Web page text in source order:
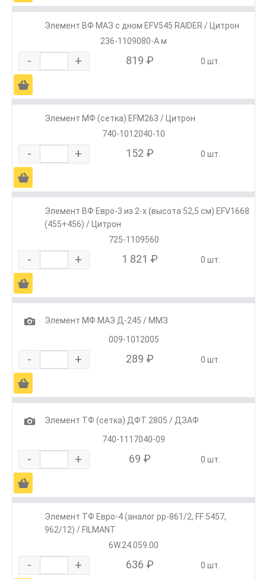
Элемент ВФ МАЗ с дном EFV545 RAIDER / Цитрон
236-1109080-А м
- + 819 ₽ 0 шт.
Ä
Элемент МФ (сетка) EFM263 / Цитрон
740-1012040-10
- + 152 ₽ 0 шт.
Ä
Элемент ВФ Евро-3 из 2-х (высота 52,5 см) EFV1668
(455+456) / Цитрон
725-1109560
- + 1 821 ₽ 0 шт.
Ä
1
Элемент МФ МАЗ Д-245 / ММЗ
009-1012005
- + 289 ₽ 0 шт.
Ä
1
Элемент ТФ (сетка) ДФТ 2805 / ДЗАФ
740-1117040-09
- + 69 ₽ 0 шт.
Ä
Элемент ТФ Евро-4 (аналог pp-861/2, FF 5457,
962/12) / FILMANT
6W.24.059.00
- + 636 ₽ 0 шт.